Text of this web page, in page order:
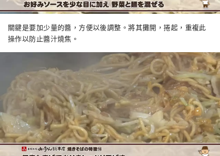
關鍵是要加少量的醬，方便以後調整。將其攤開，捲起，重複此
操作以防止醬汁燒焦。